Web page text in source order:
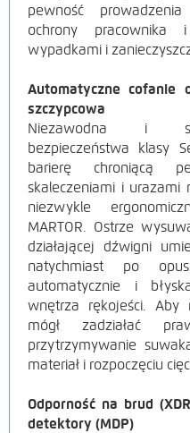
pewność
ochrony pracownika
wypadkami i
Automatyczne cofanie
szczypcowa
Niezawodna i
bezpieczeństwa klasy
barierę chroniącą
skaleczeniami i urazami
niezwykle
MARTOR. Ostrze
działającej dźwigni
natychmiast po
automatycznie i
wnętrza rękojeści. Aby
mógł zadziałać
przytrzymywanie
materiał i rozpoczęciu
Odporność na brud
detektory (MDP)